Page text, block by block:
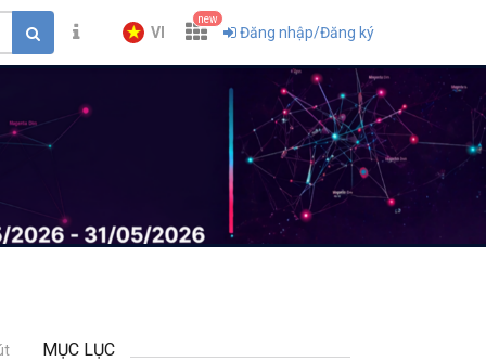
VI
new
Đăng nhập/Đăng ký
MỤC LỤC